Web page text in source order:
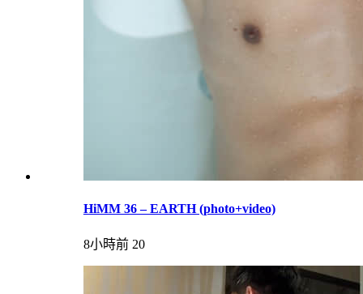
HiMM 36 – EARTH (photo+video)
8小時前 20